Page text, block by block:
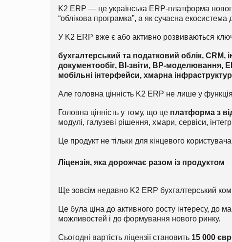
K2 ERP — це українська ERP-платформа
“облікова програмка”, а як сучасна екосистема
У K2 ERP вже є або активно розвиваються
бухгалтерський та податковий облік, CRM,
документообіг, BI-звіти, BP-моделювання,
мобільні інтерфейси, хмарна
Але головна цінність K2 ERP не лише у
Головна цінність у тому, що це платформа з
модулі, галузеві рішення, хмари, сервіси,
Це продукт не тільки для кінцевого
Ліцензія, яка дорожчає разом із продуктом
Ще зовсім недавно K2 ERP бухгалтерський
Це була ціна до активного росту інтересу, до
можливостей і до формування нового ринку.
Сьогодні вартість ліцензії становить 15 000